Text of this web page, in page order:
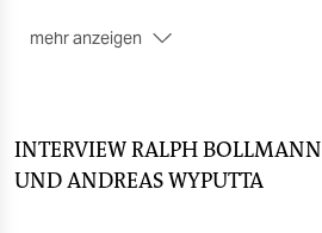
mehr anzeigen
in ein besseres Stadtviertel treu
Entscheidung beruhte auf einer
Situation bei uns zu Hause“, sagt
INTERVIEWRALPH
UNDANDREAS WYPUTTA